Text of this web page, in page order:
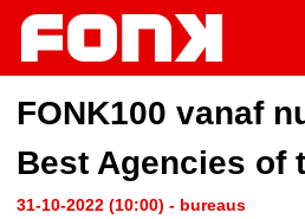
FONK100 vanaf
Best Agencies of
31-10-2022 (10:00) - bureaus